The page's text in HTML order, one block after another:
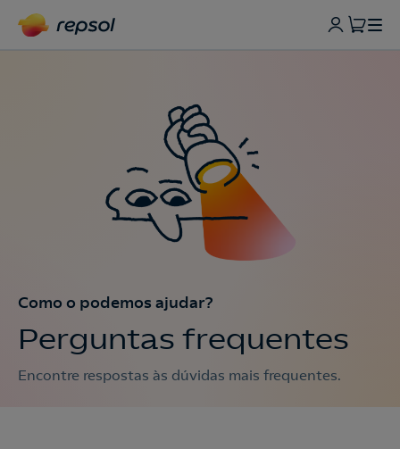
Como o podemos ajudar?
Perguntas frequentes
Encontre respostas às dúvidas mais frequentes.